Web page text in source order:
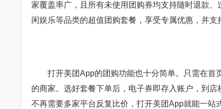
家覆盖率广，且所有未使用团购券均支持随时退款
闲娱乐等品类的超值团购套餐，享受专属优惠，并支
打开美团App的团购功能也十分简单。只需在首页
的商家。选好套餐下单后，电子券即存入账户，到店
不再需要多家平台反复比价，打开美团App就能一站